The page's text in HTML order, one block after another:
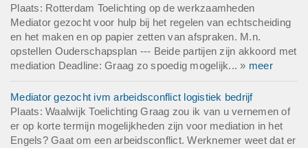
Plaats: Rotterdam Toelichting op de werkzaamheden
Mediator gezocht voor hulp bij het regelen van echtscheiding
en het maken en op papier zetten van afspraken. M.n.
opstellen Ouderschapsplan --- Beide partijen zijn akkoord met
mediation Deadline: Graag zo spoedig mogelijk... » meer
Mediator gezocht ivm arbeidsconflict logistiek bedrijf
Plaats: Waalwijk Toelichting Graag zou ik van u vernemen of
er op korte termijn mogelijkheden zijn voor mediation in het
Engels? Gaat om een arbeidsconflict. Werknemer weet dat er